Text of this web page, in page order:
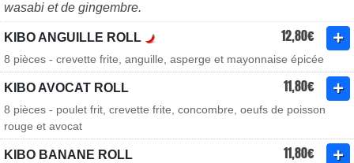
wasabi et de gingembre.
KIBO ANGUILLE ROLL 12,80€
8 pièces - crevette frite, anguille, asperge et mayonnaise épicée
KIBO AVOCAT ROLL 11,80€
8 pièces - poulet frit, crevette frite, concombre, oeufs de poisson
rouge et avocat
KIBO BANANE ROLL 11,80€